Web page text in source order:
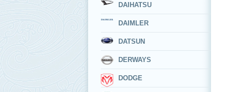
DAIHATSU
DAIMLER
DATSUN
DERWAYS
DODGE